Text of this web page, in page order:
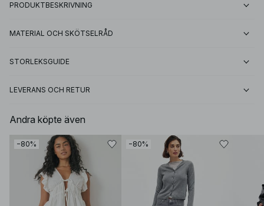
PRODUKTBESKRIVNING
MATERIAL OCH SKÖTSELRÅD
STORLEKSGUIDE
LEVERANS OCH RETUR
Andra köpte även
−80% −80%